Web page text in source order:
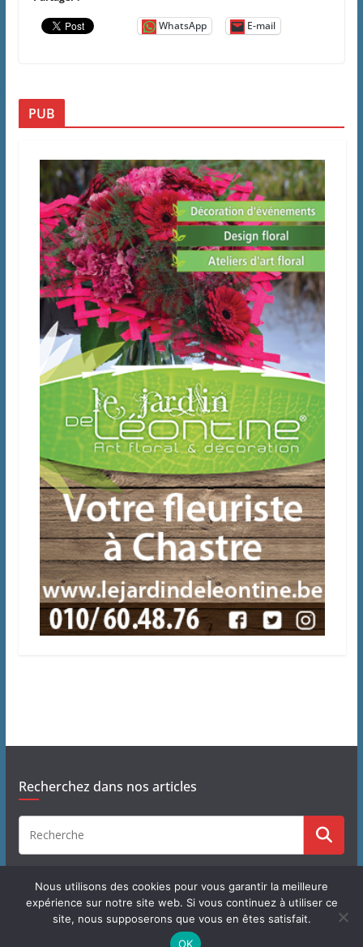
WhatsApp E-mail
PUB
Recherchez dans nos articles
Copyright © 2026 J'habite à Chastre
Nous utilisons des cookies pour vous garantir la meilleure
expérience sur notre site web. Si vous continuez à utiliser ce
site, nous supposerons que vous en êtes satisfait.
OK